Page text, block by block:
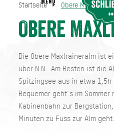
Startseite Obere
Obere
Die Obere Maxlraineralm ist
über N.N.. Am Besten ist die
Spitzingsee aus in etwa
Bequemer geht´s im
Kabinenbahn zur
Minuten zu Fuss zur Alm geht.
Startseite Obere
MENU